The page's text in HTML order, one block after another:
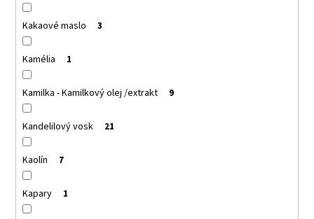
Kakaové maslo 3
Kamélia 1
Kamilka - Kamilkový olej /extrakt 9
Kandelilový vosk 21
Kaolín 7
Kapary 1